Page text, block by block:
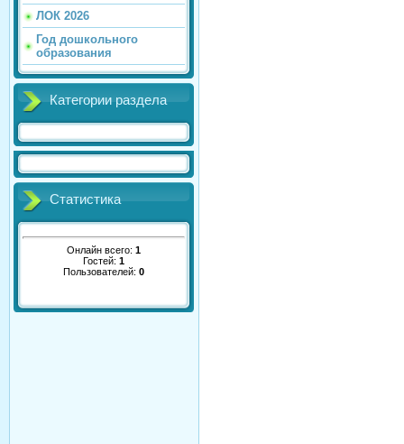
ЛОК 2026
Год дошкольного
образования
Категории раздела
Статистика
Онлайн всего: 1
Гостей: 1
Пользователей: 0